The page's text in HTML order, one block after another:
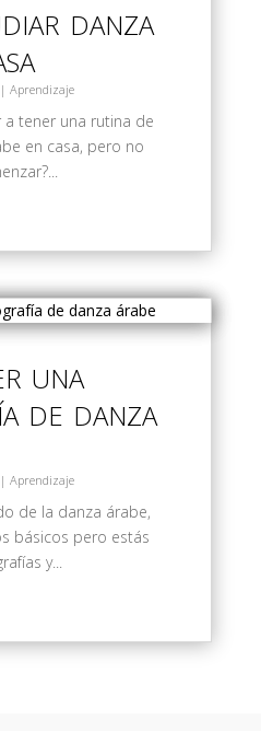
danza
| Aprendizaje
a tener una rutina de
en casa, pero no
una
de danza
| Aprendizaje
de la danza árabe,
básicos pero estás
y...